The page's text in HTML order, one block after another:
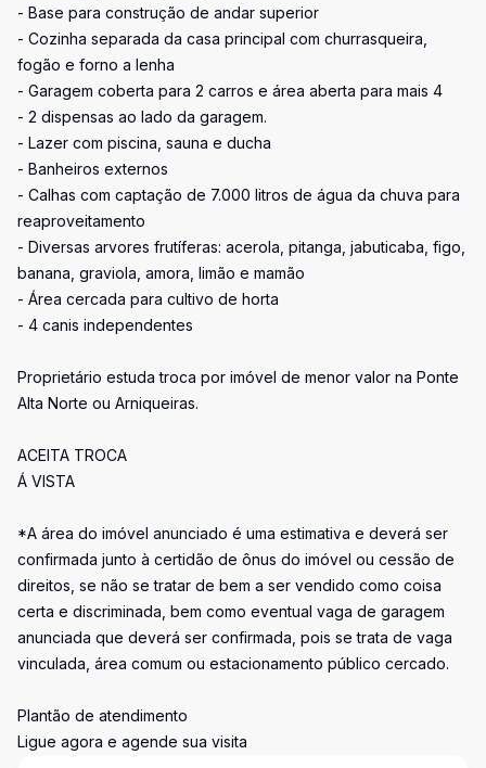
- Base para construção de andar superior
- Cozinha separada da casa principal com churrasqueira,
fogão e forno a lenha
- Garagem coberta para 2 carros e área aberta para mais 4
- 2 dispensas ao lado da garagem.
- Lazer com piscina, sauna e ducha
- Banheiros externos
- Calhas com captação de 7.000 litros de água da chuva para
reaproveitamento
- Diversas arvores frutíferas: acerola, pitanga, jabuticaba, figo,
banana, graviola, amora, limão e mamão
- Área cercada para cultivo de horta
- 4 canis independentes
Proprietário estuda troca por imóvel de menor valor na Ponte
Alta Norte ou Arniqueiras.
ACEITA TROCA
Á VISTA
*A área do imóvel anunciado é uma estimativa e deverá ser
confirmada junto à certidão de ônus do imóvel ou cessão de
direitos, se não se tratar de bem a ser vendido como coisa
certa e discriminada, bem como eventual vaga de garagem
anunciada que deverá ser confirmada, pois se trata de vaga
vinculada, área comum ou estacionamento público cercado.
Plantão de atendimento
Ligue agora e agende sua visita